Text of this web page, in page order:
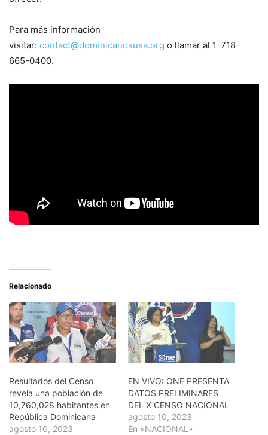
Para más información
visitar: contact@dominicanosusa.org o llamar al 1-718-
665-0400.
Relacionado
Resultados del Censo
revela una población de
10,760,028 habitantes en
República Dominicana
agosto 10, 2023
EN VIVO: ONE PRESENTA
DATOS PRELIMINARES
DEL X CENSO NACIONAL
agosto 10, 2023
En «NACIONAL»